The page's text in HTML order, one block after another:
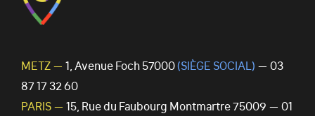
METZ — 1, Avenue Foch 57000(SIÈGE SOCIAL) — 03
87 17 32 60
PARIS — 15, Rue du Faubourg Montmartre 75009 — 01